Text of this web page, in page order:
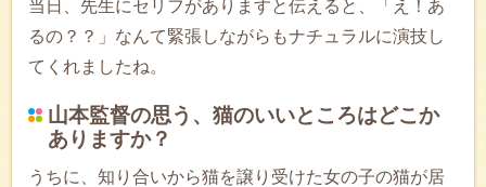
当日、先生にセリフがありますと伝えると、「え！あ
るの？？」なんて緊張しながらもナチュラルに演技し
てくれましたね。
山本監督の思う、猫のいいところはどこか
ありますか？
うちに、知り合いから猫を譲り受けた女の子の猫が居